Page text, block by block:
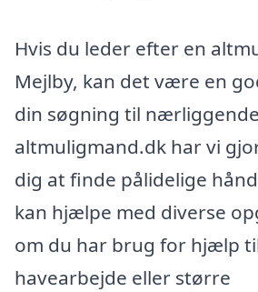
Hvis du leder efter en
Mejlby, kan det være en
din søgning til
altmuligmand.dk har vi
dig at finde pålidelige
kan hjælpe med diverse
om du har brug for hjælp
havearbejde eller større